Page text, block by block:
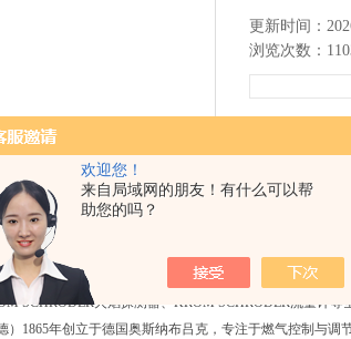
欢迎您！
来自局域网的朋友！有什么可以帮
助您的吗？
更新时间：
浏览次数：
产品 留言询价
国
KROM SCHRODER电磁阀
、KROM SCHRODER控
SCHRODER火焰探测器、KROM SCHRODER流量计等
）1865年创立于德国奥斯纳布吕克，专注于燃气控制与